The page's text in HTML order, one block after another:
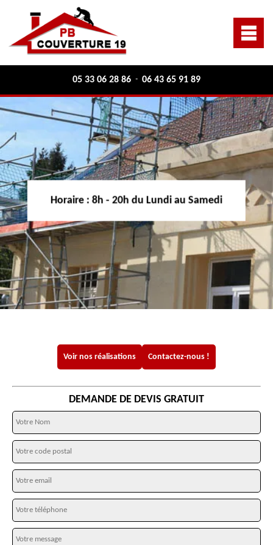
05 33 06 28 86 - 06 43 65 91 89
Horaire : 8h - 20h du Lundi au Samedi
Voir nos réalisations Contactez-nous !
DEMANDE DE DEVIS GRATUIT